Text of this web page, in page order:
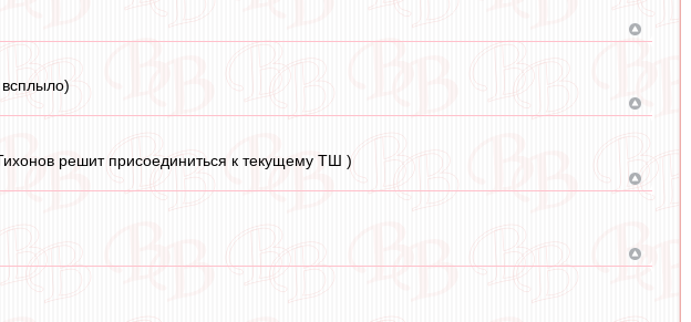
решит присоединиться к текущему ТШ )